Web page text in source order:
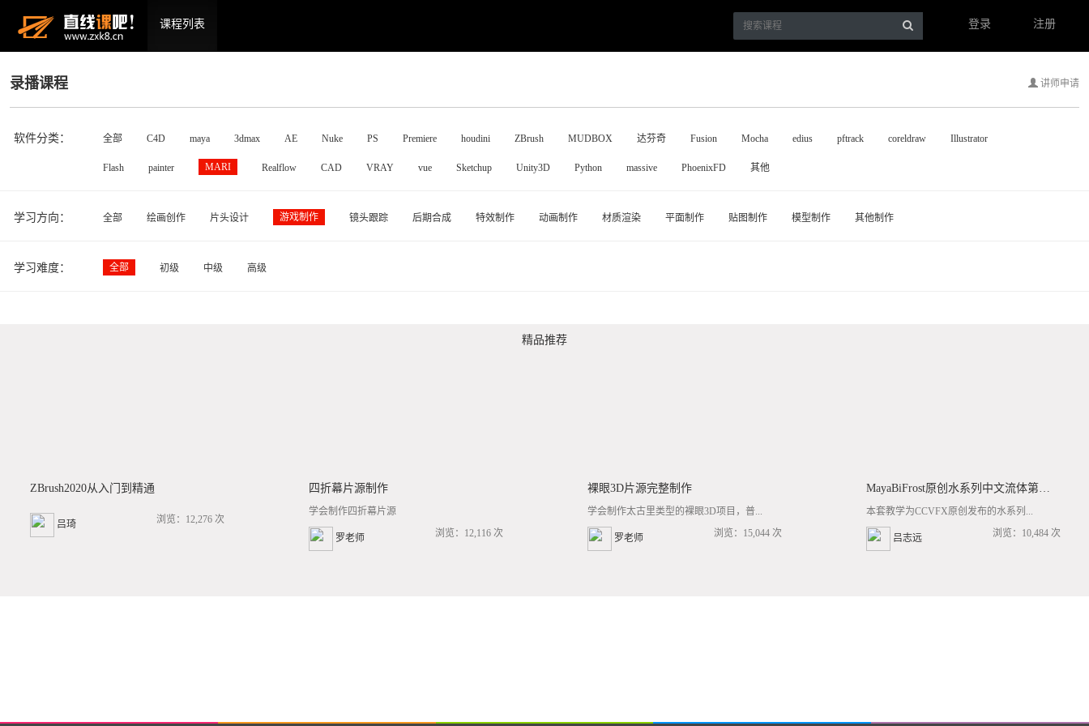
课程列表 登录 注册
录播课程 讲师申请
软件分类： 全部 C4D maya 3dmax AE Nuke PS Premiere houdini ZBrush MUDBOX 达芬奇 Fusion Mocha edius pftrack coreldraw Illustrator
Flash painter MARI Realflow CAD VRAY vue Sketchup Unity3D Python massive PhoenixFD 其他
学习方向： 全部 绘画创作 片头设计 游戏制作 镜头跟踪 后期合成 特效制作 动画制作 材质渲染 平面制作 贴图制作 模型制作 其他制作
学习难度： 全部 初级 中级 高级
精品推荐
ZBrush2020从入门到精通
吕琦 浏览：12,276 次
四折幕片源制作
学会制作四折幕片源
罗老师 浏览：12,116 次
裸眼3D片源完整制作
学会制作太古里类型的裸眼3D项目，普...
罗老师 浏览：15,044 次
MayaBiFrost原创水系列中文流体第三套BF基础/高阶案例全流程教学
本套教学为CCVFX原创发布的水系列...
吕志远 浏览：10,484 次